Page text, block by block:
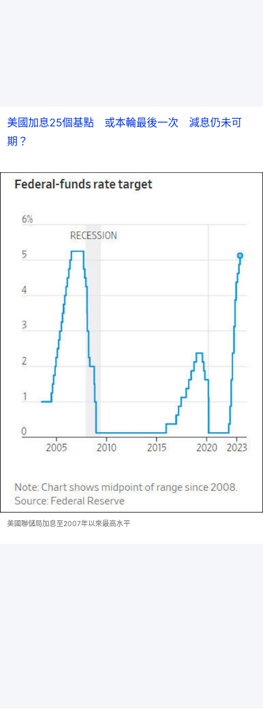
美國加息25個基點 或本輪最後一次 減息仍未可
期？
美國聯儲局加息至2007年以來最高水平